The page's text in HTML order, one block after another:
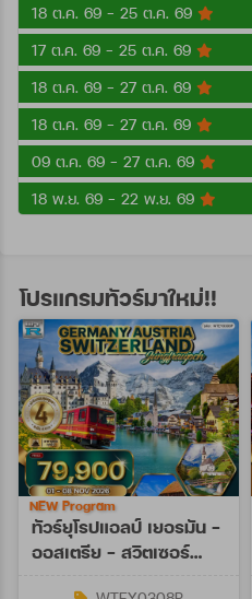
18 ต.ค. 69 - 25 ต.ค. 69
17 ต.ค. 69 - 25 ต.ค. 69
18 ต.ค. 69 - 27 ต.ค. 69
18 ต.ค. 69 - 27 ต.ค. 69
09 ต.ค. 69 - 27 ต.ค. 69
18 พ.ย. 69 - 22 พ.ย. 69
โปรแกรมทัวร์มาใหม่!!
ทัวร์ยุโรปแอลป์ เยอรมัน -
ออสเตรีย - สวิตเซอร์
NEW Program